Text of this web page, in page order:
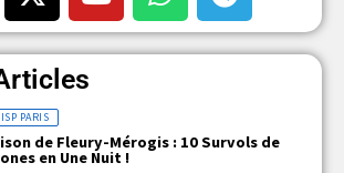
PARIS
de Fleury-Mérogis : 10 Survols de
en Une Nuit !